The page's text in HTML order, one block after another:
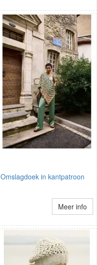
Omslagdoek in kantpatroon
Meer info